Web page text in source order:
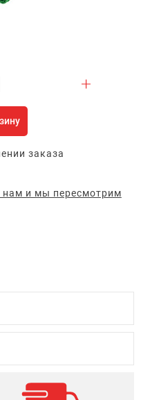
заказа
и мы пересмотрим